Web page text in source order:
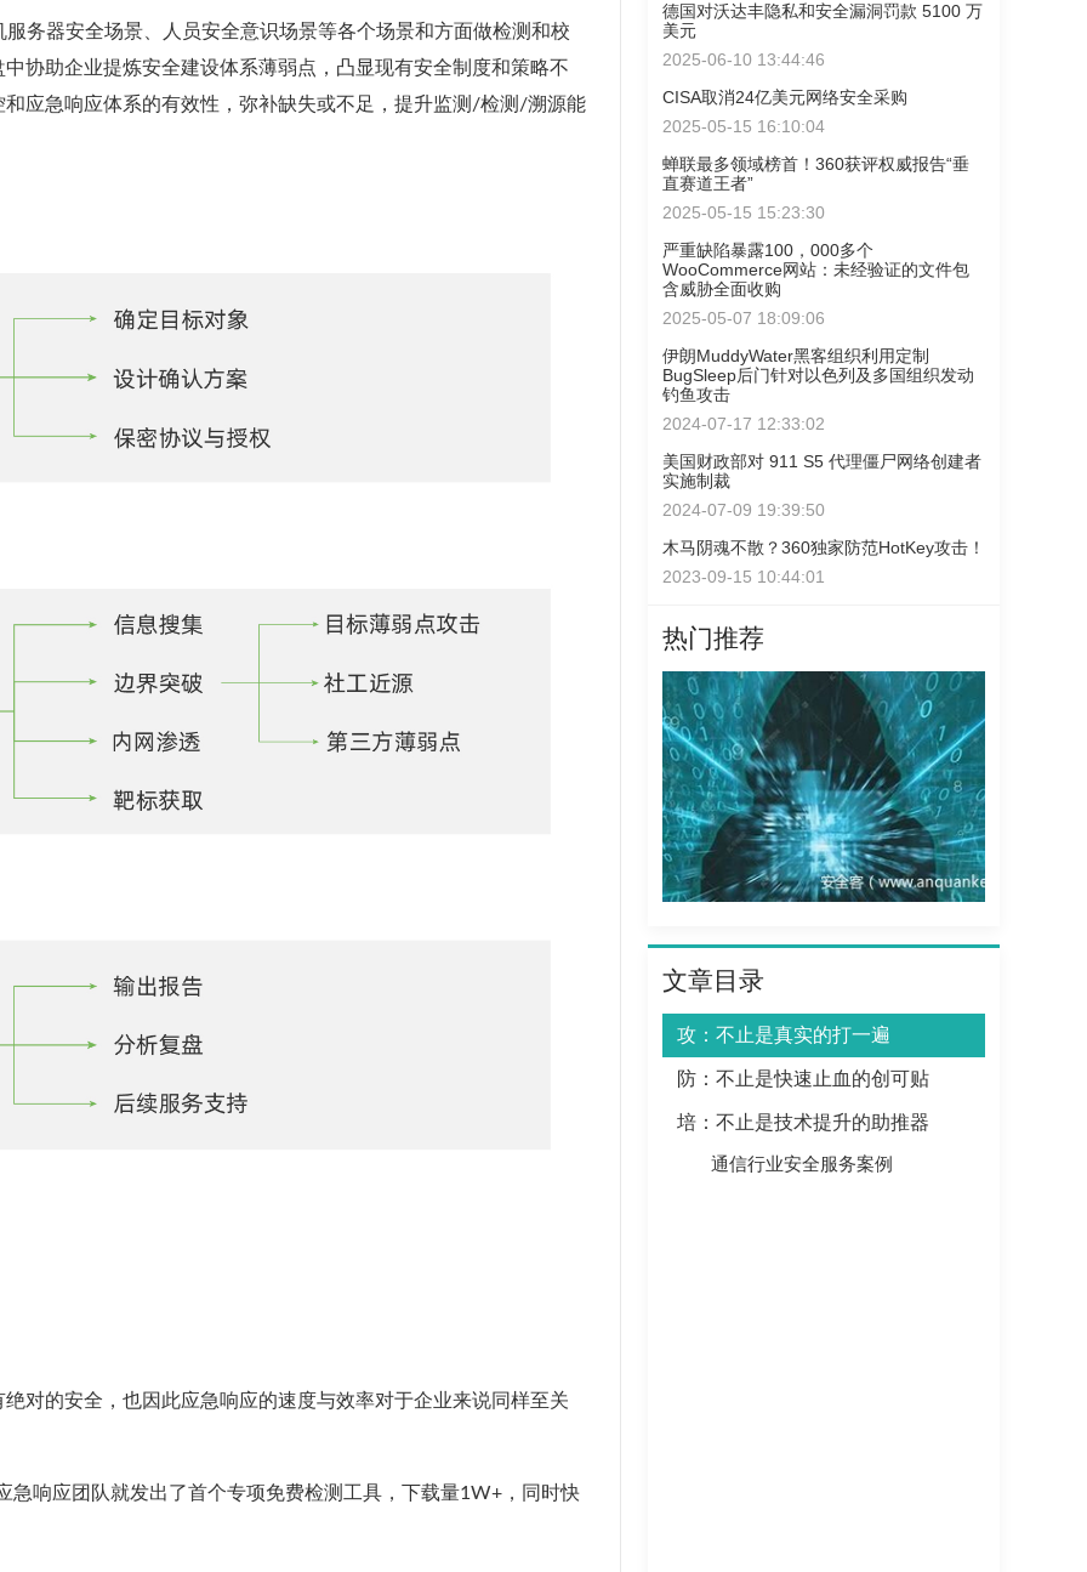
务器安全场景、人员安全意识场景等各个场景和方面做检测和校
协助企业提炼安全建设体系薄弱点，凸显现有安全制度和策略不
应急响应体系的有效性，弥补缺失或不足，提升监测/检测/溯源能
对的安全，也因此应急响应的速度与效率对于企业来说同样至关
急响应团队就发出了首个专项免费检测工具，下载量1W+，同时快
德国对沃达丰隐私和安全漏洞罚款 5100 万
美元
2025-06-10 13:44:46
CISA取消24亿美元网络安全采购
2025-05-15 16:10:04
蝉联最多领域榜首！360获评权威报告“垂
直赛道王者”
2025-05-15 15:23:30
严重缺陷暴露100，000多个
WooCommerce网站：未经验证的文件包
含威胁全面收购
2025-05-07 18:09:06
伊朗MuddyWater黑客组织利用定制
BugSleep后门针对以色列及多国组织发动
钓鱼攻击
2024-07-17 12:33:02
美国财政部对 911 S5 代理僵尸网络创建者
实施制裁
2024-07-09 19:39:50
木马阴魂不散？360独家防范HotKey攻击！
2023-09-15 10:44:01
热门推荐
文章目录
攻：不止是真实的打一遍
防：不止是快速止血的创可贴
培：不止是技术提升的助推器
通信行业安全服务案例